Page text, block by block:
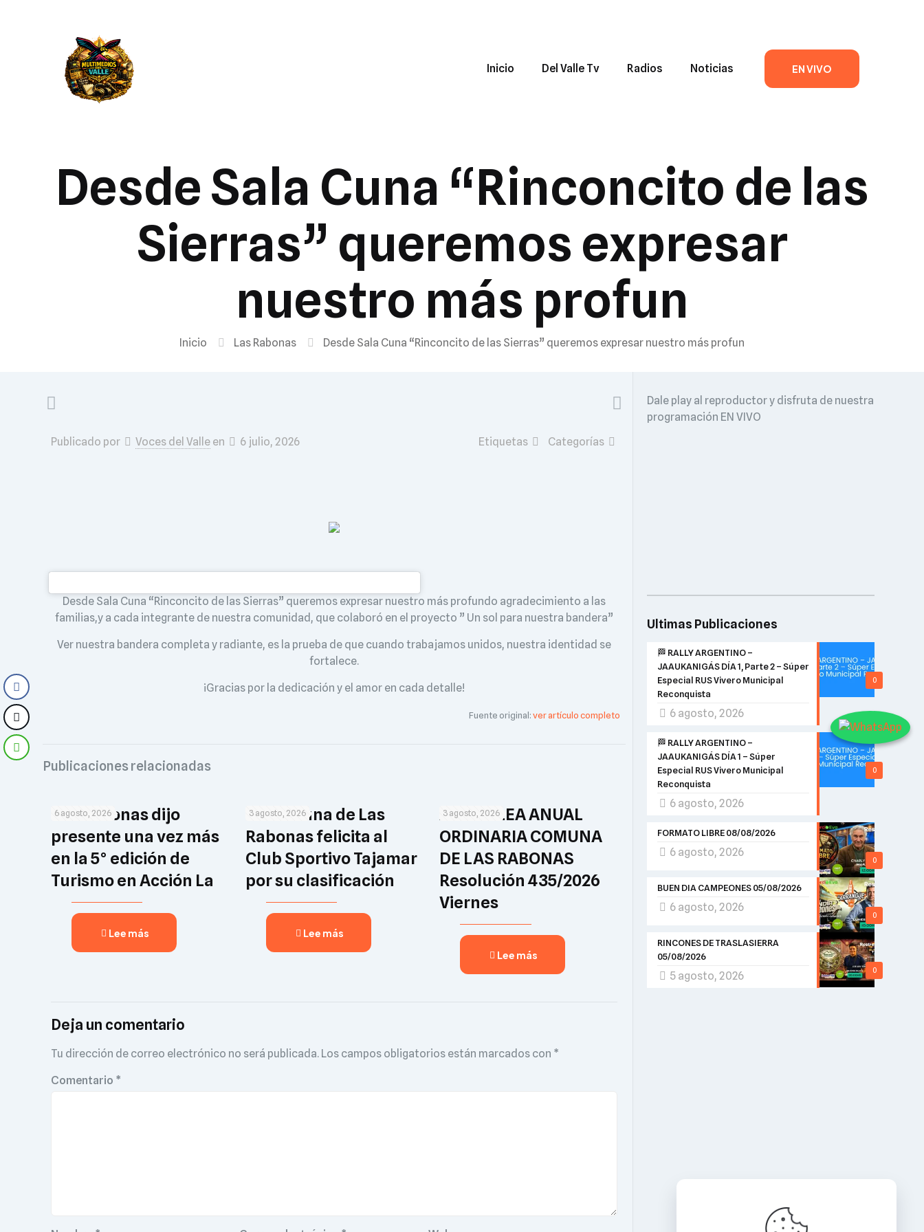
Inicio Del Valle Tv Radios Noticias EN VIVO
Desde Sala Cuna “Rinconcito de las
Sierras” queremos expresar
nuestro más profun
Inicio Las Rabonas Desde Sala Cuna “Rinconcito de las Sierras” queremos expresar nuestro más profun
Publicado por Voces del Valle en 6 julio, 2026 Categorías
Etiquetas
Desde Sala Cuna “Rinconcito de las Sierras” queremos expresar nuestro más profundo agradecimiento a las
familias,y a cada integrante de nuestra comunidad, que colaboró en el proyecto ” Un sol para nuestra bandera”
Ver nuestra bandera completa y radiante, es la prueba de que cuando trabajamos unidos, nuestra identidad se
fortalece.
¡Gracias por la dedicación y el amor en cada detalle!
Fuente original:ver artículo completo
Publicaciones relacionadas
6 agosto, 2026
Las Rabonas dijo
presente una vez más
en la 5° edición de
Turismo en Acción La
Lee más
3 agosto, 2026
La Comuna de Las
Rabonas felicita al
Club Sportivo Tajamar
por su clasificación
Lee más
3 agosto, 2026
ASAMBLEA ANUAL
ORDINARIA COMUNA
DE LAS RABONAS
Resolución 435/2026
Viernes
Lee más
Deja un comentario
Tu dirección de correo electrónico no será publicada. Los campos obligatorios están marcados con *
Comentario *
Dale play al reproductor y disfruta de nuestra
programación EN VIVO
Ultimas Publicaciones
0
🏁 RALLY ARGENTINO –
JAAUKANIGÁS DÍA 1, Parte 2 – Súper
Especial RUS Vivero Municipal
Reconquista
6 agosto, 2026
0
🏁 RALLY ARGENTINO –
JAAUKANIGÁS DÍA 1 – Súper
Especial RUS Vivero Municipal
Reconquista
6 agosto, 2026
0
FORMATO LIBRE 08/08/2026
6 agosto, 2026
0
BUEN DIA CAMPEONES 05/08/2026
6 agosto, 2026
0
RINCONES DE TRASLASIERRA
05/08/2026
5 agosto, 2026